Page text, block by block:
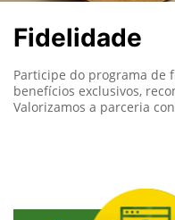
Fidelidade
Participe do programa de
benefícios exclusivos,
Valorizamos a parceria